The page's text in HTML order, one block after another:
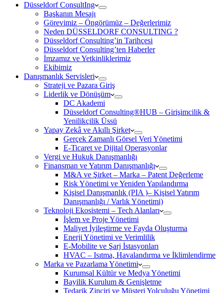
Düsseldorf ConsultIng
Başkanın Mesajı
Görevimiz – Öngörümüz – Değerlerimiz
Neden DÜSSELDORF CONSULTING ?
Düsseldorf Consulting’in Tarihçesi
Düsseldorf Consulting’ten Haberler
İmzamız ve Yetkinliklerimiz
Ekibimiz
Danışmanlık Servisleri
Strateji ve Pazara Giriş
Liderlik ve Dönüşüm
DC Akademi
Düsseldorf Consulting®HUB – Girişimcilik &
Yenilikçilik Üssü
Yapay Zekâ ve Akıllı Şirket
Gerçek Zamanlı Görsel Veri Yönetimi
E-Ticaret ve Dijital Operasyonlar
Vergi ve Hukuk Danışmanlığı
Finansman ve Yatırım Danışmanlığı
M&A ve Şirket – Marka – Patent Değerleme
Risk Yönetimi ve Yeniden Yapılandırma
Kişisel Danışmanlık (PIA )– Kişisel Yatırım
Danışmanlığı / Varlık Yönetimi)
Teknoloji Ekosistemi – Tech Alanları
İşlem ve Proje Yönetimi
Maliyet İyileştirme ve Fayda Oluşturma
Enerji Yönetimi ve Verimlilik
E-Mobilite ve Şarj İstasyonları
HVAC – Isıtma, Havalandırma ve İklimlendirme
Marka ve Pazarlama Yönetimi
Kurumsal Kültür ve Medya Yönetimi
Bayilik Kurulum & Genişletme
Tedarik Zinciri ve Müşteri Yolculuğu Yönetimi